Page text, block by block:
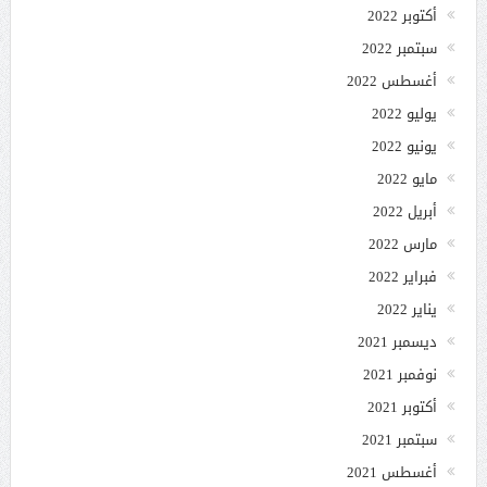
أكتوبر 2022
سبتمبر 2022
أغسطس 2022
يوليو 2022
يونيو 2022
مايو 2022
أبريل 2022
مارس 2022
فبراير 2022
يناير 2022
ديسمبر 2021
نوفمبر 2021
أكتوبر 2021
سبتمبر 2021
أغسطس 2021